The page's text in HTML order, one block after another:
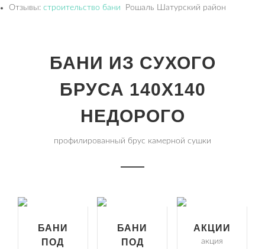
Отзывы: строительство бани Рошаль Шатурский район
БАНИ ИЗ СУХОГО
БРУСА 140Х140
НЕДОРОГО
профилированный брус камерной сушки
БАНИ
ПОД
БАНИ
ПОД
АКЦИИ
акция